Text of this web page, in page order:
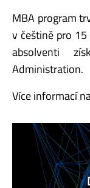
MBA program
v češtině pro
absolventi
Administration.
Více informací